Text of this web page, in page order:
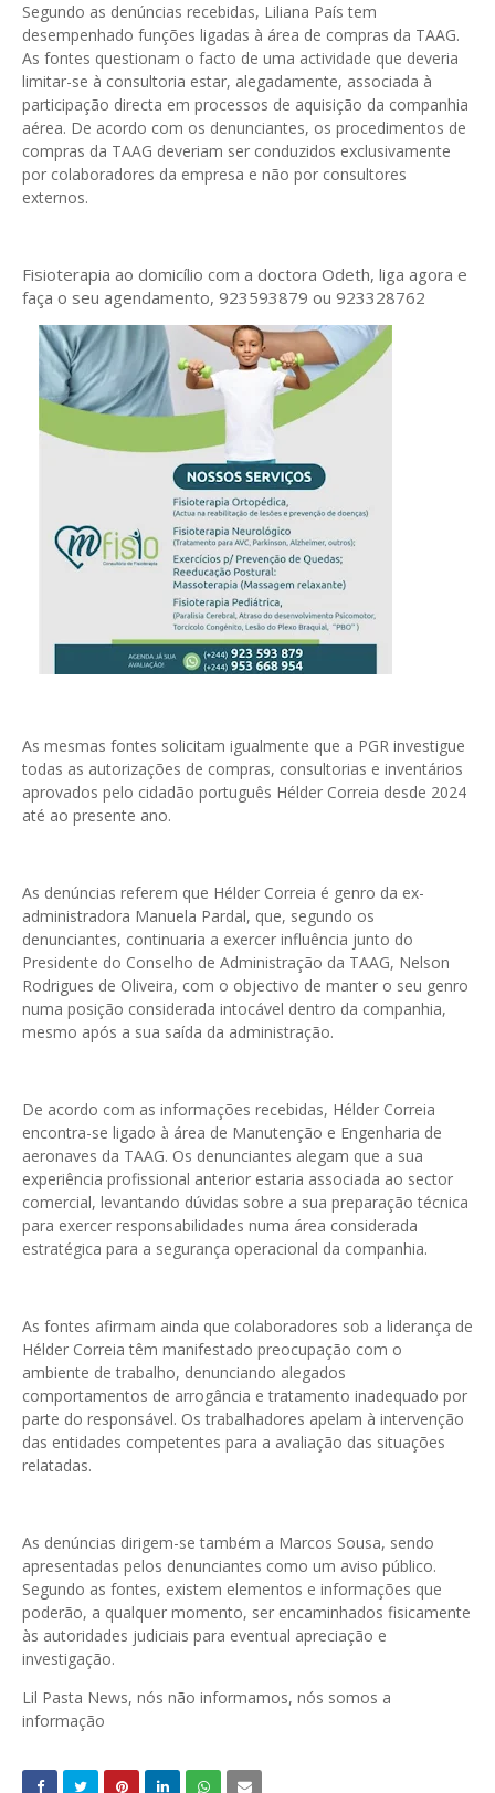
Segundo as denúncias recebidas, Liliana País tem
desempenhado funções ligadas à área de compras da TAAG.
As fontes questionam o facto de uma actividade que deveria
limitar-se à consultoria estar, alegadamente, associada à
participação directa em processos de aquisição da companhia
aérea. De acordo com os denunciantes, os procedimentos de
compras da TAAG deveriam ser conduzidos exclusivamente
por colaboradores da empresa e não por consultores
externos.
Fisioterapia ao domicílio com a doctora Odeth, liga agora e
faça o seu agendamento, 923593879 ou 923328762
As mesmas fontes solicitam igualmente que a PGR investigue
todas as autorizações de compras, consultorias e inventários
aprovados pelo cidadão português Hélder Correia desde 2024
até ao presente ano.
As denúncias referem que Hélder Correia é genro da ex-
administradora Manuela Pardal, que, segundo os
denunciantes, continuaria a exercer influência junto do
Presidente do Conselho de Administração da TAAG, Nelson
Rodrigues de Oliveira, com o objectivo de manter o seu genro
numa posição considerada intocável dentro da companhia,
mesmo após a sua saída da administração.
De acordo com as informações recebidas, Hélder Correia
encontra-se ligado à área de Manutenção e Engenharia de
aeronaves da TAAG. Os denunciantes alegam que a sua
experiência profissional anterior estaria associada ao sector
comercial, levantando dúvidas sobre a sua preparação técnica
para exercer responsabilidades numa área considerada
estratégica para a segurança operacional da companhia.
As fontes afirmam ainda que colaboradores sob a liderança de
Hélder Correia têm manifestado preocupação com o
ambiente de trabalho, denunciando alegados
comportamentos de arrogância e tratamento inadequado por
parte do responsável. Os trabalhadores apelam à intervenção
das entidades competentes para a avaliação das situações
relatadas.
As denúncias dirigem-se também a Marcos Sousa, sendo
apresentadas pelos denunciantes como um aviso público.
Segundo as fontes, existem elementos e informações que
poderão, a qualquer momento, ser encaminhados fisicamente
às autoridades judiciais para eventual apreciação e
investigação.
Lil Pasta News, nós não informamos, nós somos a
informação